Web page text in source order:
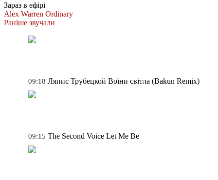
Зараз в ефірі
Alex Warren Ordinary
Раніше звучали
09:18 Ляпис Трубецкой Воїни світла (Bakun Remix)
09:15 The Second Voice Let Me Be